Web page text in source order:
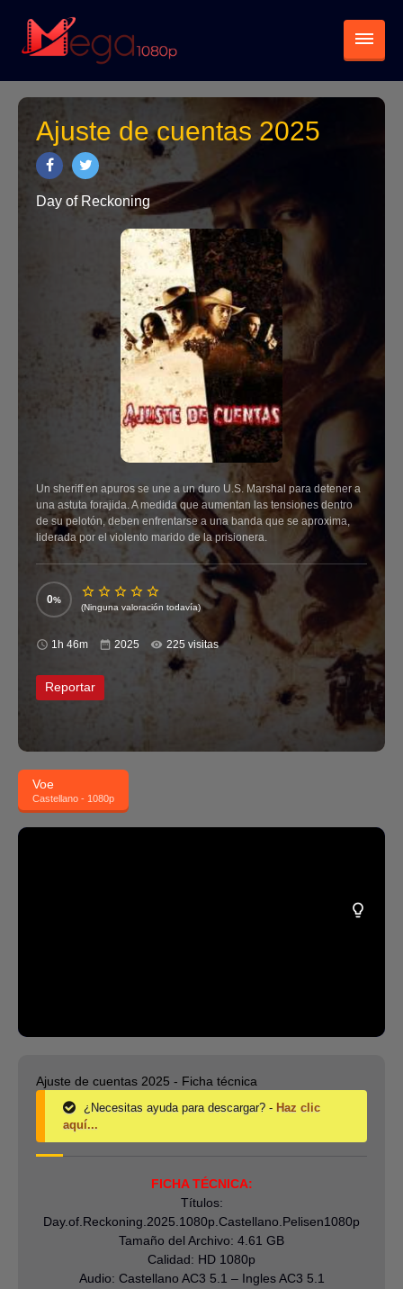
Ajuste de cuentas 2025
Day of Reckoning
Un sheriff en apuros se une a un duro U.S. Marshal para detener a
una astuta forajida. A medida que aumentan las tensiones dentro
de su pelotón, deben enfrentarse a una banda que se aproxima,
liderada por el violento marido de la prisionera.
0
(Ninguna valoración todavía)
1h 46m 2025 225 visitas
Reportar
Voe
Castellano - 1080p
Ajuste de cuentas 2025 - Ficha técnica
¿Necesitas ayuda para descargar? - Haz clic
aquí...
FICHA TÉCNICA:
Títulos:
Day.of.Reckoning.2025.1080p.Castellano.Pelisen1080p
Tamaño del Archivo: 4.61 GB
Calidad: HD 1080p
Audio: Castellano AC3 5.1 – Ingles AC3 5.1